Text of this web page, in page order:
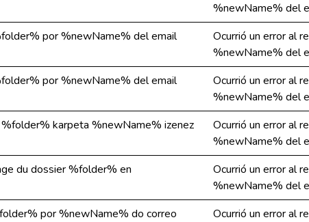
%newName% del
por %newName% del email
Ocurrió un error al
%newName% del
por %newName% del email
Ocurrió un error al
%newName% del
karpeta %newName% izenez
Ocurrió un error al
%newName% del
du dossier %folder% en
Ocurrió un error al
%newName% del
por %newName% do correo
Ocurrió un error al